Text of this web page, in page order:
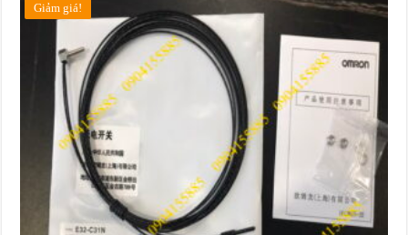
Giảm giá!